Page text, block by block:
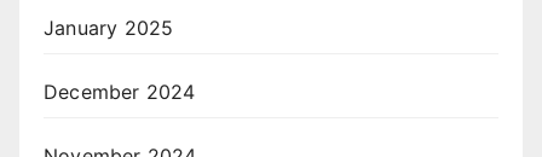
January 2025
December 2024